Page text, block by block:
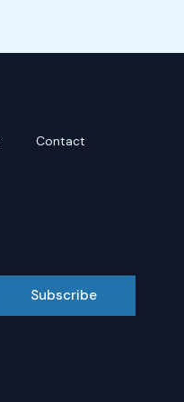
Contact
Subscribe